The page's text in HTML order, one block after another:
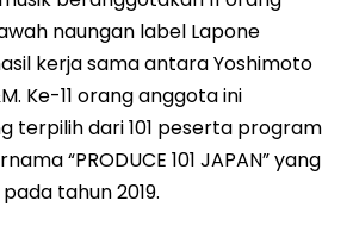
naungan label Lapone
kerja sama antara Yoshimoto
Ke-11 orang anggota ini
terpilih dari 101 peserta program
“PRODUCE 101 JAPAN” yang
tahun 2019.